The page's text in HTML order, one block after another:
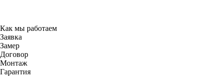
Как мы работаем
Заявка
Замер
Договор
Монтаж
Гарантия